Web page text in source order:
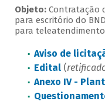
Objeto: Contratação
para escritório do
para
Aviso de
Edital (
Anexo IV -